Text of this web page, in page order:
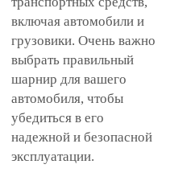
включая автомобили и
грузовики. Очень важно
выбрать правильный
шарнир для вашего
автомобиля, чтобы
убедиться в его
надежной и безопасной
эксплуатации.